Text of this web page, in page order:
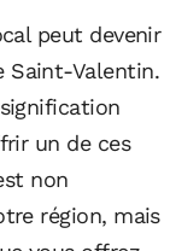
peut devenir
Saint-Valentin.
un de ces
non
région, mais